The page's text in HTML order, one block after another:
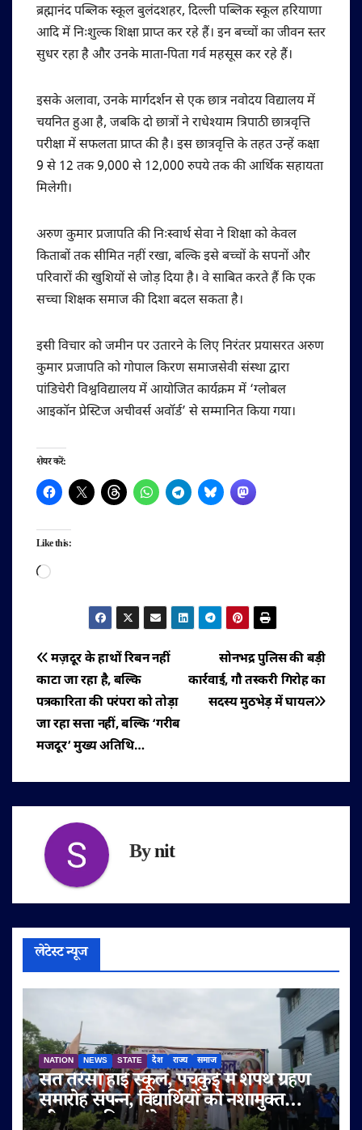
ब्रह्मानंद पब्लिक स्कूल बुलंदशहर, दिल्ली पब्लिक स्कूल हरियाणा
आदि में निःशुल्क शिक्षा प्राप्त कर रहे हैं। इन बच्चों का जीवन स्तर
सुधर रहा है और उनके माता-पिता गर्व महसूस कर रहे हैं।
इसके अलावा, उनके मार्गदर्शन से एक छात्र नवोदय विद्यालय में
चयनित हुआ है, जबकि दो छात्रों ने राधेश्याम त्रिपाठी छात्रवृत्ति
परीक्षा में सफलता प्राप्त की है। इस छात्रवृत्ति के तहत उन्हें कक्षा
9 से 12 तक 9,000 से 12,000 रुपये तक की आर्थिक सहायता
मिलेगी।
अरुण कुमार प्रजापति की निःस्वार्थ सेवा ने शिक्षा को केवल
किताबों तक सीमित नहीं रखा, बल्कि इसे बच्चों के सपनों और
परिवारों की खुशियों से जोड़ दिया है। वे साबित करते हैं कि एक
सच्चा शिक्षक समाज की दिशा बदल सकता है।
इसी विचार को जमीन पर उतारने के लिए निरंतर प्रयासरत अरुण
कुमार प्रजापति को गोपाल किरण समाजसेवी संस्था द्वारा
पांडिचेरी विश्वविद्यालय में आयोजित कार्यक्रम में ‘ग्लोबल
आइकॉन प्रेस्टिज अचीवर्स अवॉर्ड’ से सम्मानित किया गया।
शेयर करें:
Like this:
Loading…
पोस्ट
नेविगेशन
सोनभद्र पुलिस की बड़ी
कार्रवाई, गौ तस्करी गिरोह का
सदस्य मुठभेड़ में घायल
मज़दूर के हाथों रिबन नहीं
काटा जा रहा है, बल्कि
पत्रकारिता की परंपरा को तोड़ा
जा रहा सत्ता नहीं, बल्कि ‘गरीब
मजदूर’ मुख्य अतिथि…
Bynit
लेटेस्ट न्यूज
NATION NEWS STATE देश राज्य समाज
संत तेरेसा हाई स्कूल, पंचकुई में शपथ ग्रहण
समारोह संपन्न, विद्यार्थियों को नशामुक्त
जीवन का दिया संदेश